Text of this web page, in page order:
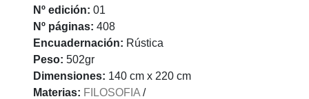
Nº edición: 01
Nº páginas: 408
Encuadernación: Rústica
Peso: 502gr
Dimensiones: 140 cm x 220 cm
Materias: FILOSOFIA /